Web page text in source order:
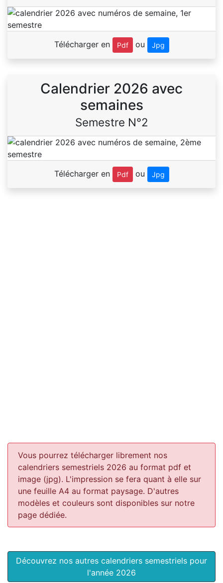
Télécharger en Pdf ou Jpg
Calendrier 2026 avec
semaines
Semestre N°2
Télécharger en Pdf ou Jpg
Vous pourrez télécharger librement nos
calendriers semestriels 2026 au format pdf et
image (jpg). L'impression se fera quant à elle sur
une feuille A4 au format paysage. D'autres
modèles et couleurs sont disponibles sur notre
page dédiée.
Découvrez nos autres calendriers semestriels pour
l'année 2026